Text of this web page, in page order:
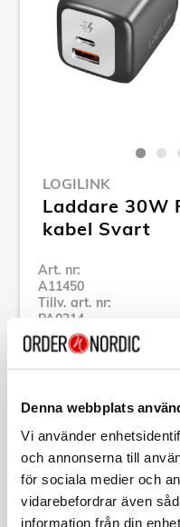
Denna webbplats
Vi använder
och annonserna till
för sociala medier och
vidarebefordrar även
information från din
LOGILINK
Laddare 30W
kabel Svart
Art. nr:
A11450
Tillv. art. nr:
PA0314
Se alla produkter inom
Specifikation
Beskrivning
Art. nr:A11450